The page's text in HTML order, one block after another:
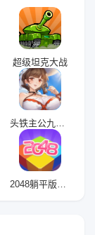
超级坦克大战
头铁主公九游版
2048躺平版九游版